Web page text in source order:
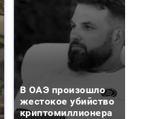
В ОАЭ произошло
жестокое убийство
криптомиллионера